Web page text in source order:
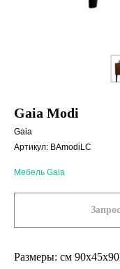
Gaia Modi
Gaia
Артикул: BAmodiLC
Мебель Gaia
Размеры: см